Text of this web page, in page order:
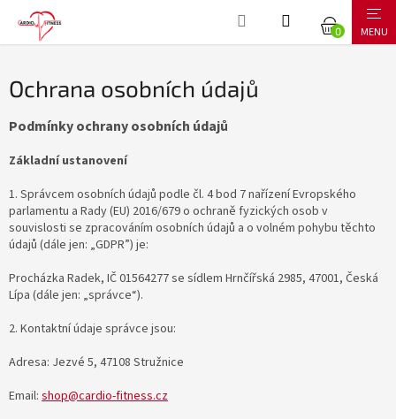
obsah
NÁKUPNÍ
Ochrana osobních údajů
Podmínky ochrany osobních údajů
Základní ustanovení
1. Správcem osobních údajů podle čl. 4 bod 7 nařízení Evropského
parlamentu a Rady (EU) 2016/679 o ochraně fyzických osob v
souvislosti se zpracováním osobních údajů a o volném pohybu těchto
údajů (dále jen: „GDPR”) je:
Procházka Radek, IČ 01564277 se sídlem Hrnčířská 2985, 47001, Česká
Lípa (dále jen: „správce“).
2. Kontaktní údaje správce jsou:
Adresa: Jezvé 5, 47108 Stružnice
Email: shop@cardio-fitness.cz